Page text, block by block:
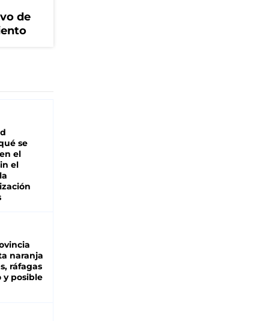
de
se
el
el
naranja
ráfagas
y posible